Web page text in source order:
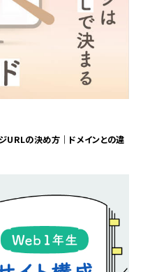
URLの決め方｜ドメインとの違